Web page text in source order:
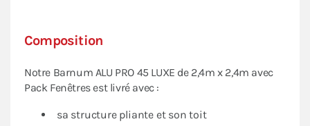
Composition
Notre Barnum ALU PRO 45 LUXE de 2,4m x 2,4m avec
Pack Fenêtres est livré avec :
sa structure pliante et son toit